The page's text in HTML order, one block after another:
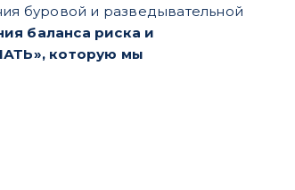
буровой и разведывательной
баланса риска и
которую мы